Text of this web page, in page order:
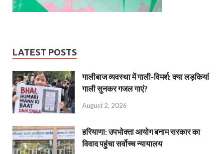
LATEST POSTS
गालीबाज व्‍यवस्‍था में गाली-विमर्श: क्या लड़कियां
गाली सुनकर गजल गाएं?
August 2, 2026
हरियाणा: उपभोक्ता आयोग बनाम सरकार का
विवाद पहुंचा सर्वोच्च न्यायालय